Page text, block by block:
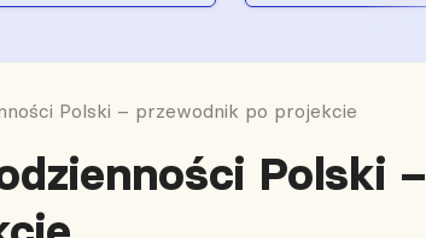
Polski – przewodnik po projekcie
Polski –